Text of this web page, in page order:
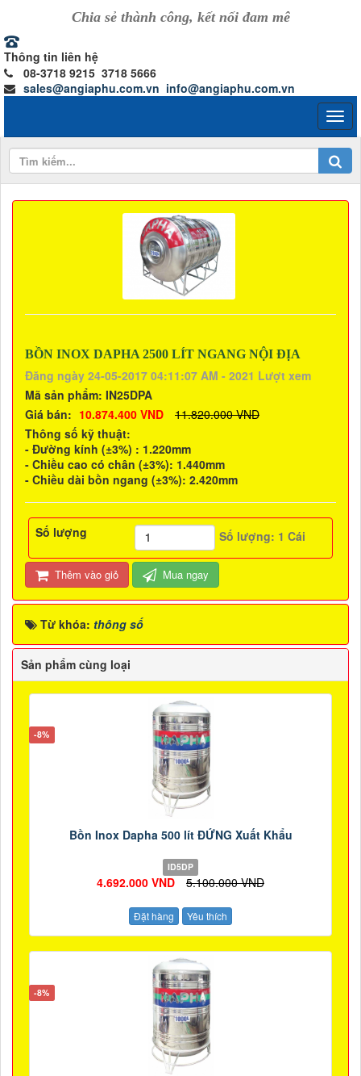
Chia sẻ thành công, kết nối đam mê
Thông tin liên hệ
08-3718 9215 3718 5666
sales@angiaphu.com.vn info@angiaphu.com.vn
BỒN INOX DAPHA 2500 LÍT NGANG NỘI ĐỊA
Đăng ngày 24-05-2017 04:11:07 AM - 2021 Lượt xem
Mã sản phẩm: IN25DPA
Giá bán: 10.874.400 VND
11.820.000 VND
Thông số kỹ thuật:
- Đường kính (±3%) : 1.220mm
- Chiều cao có chân (±3%): 1.440mm
- Chiều dài bồn ngang (±3%): 2.420mm
Số lượng Số lượng: 1 Cái
Thêm vào giỏ Mua ngay
Từ khóa: thông số
Sản phẩm cùng loại
-8%
Bồn Inox Dapha 500 lít ĐỨNG Xuất Khẩu
ID5DP
4.692.000 VND 5.100.000 VND
Đặt hàng Yêu thích
-8%